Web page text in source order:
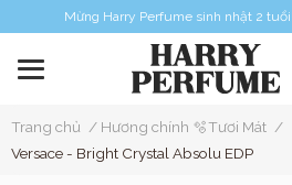
Mừng Harry Perfume sinh nhật 2
Trang chủ / Hương chính 🫧Tươi Mát /
Versace - Bright Crystal Absolu EDP